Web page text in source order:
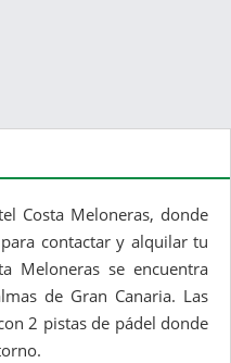
Costa Meloneras, donde
contactar y alquilar tu
Meloneras se encuentra
de Gran Canaria. Las
2 pistas de pádel donde